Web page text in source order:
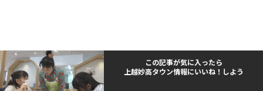
この記事が気に入ったら
上越妙高タウン情報にいいね！しよう